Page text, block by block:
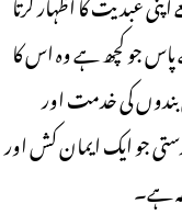
جو کچھ ہے وہ اس کا
بندوں کی خدمت اور
جو ایک ایمان کش اور
ہے۔